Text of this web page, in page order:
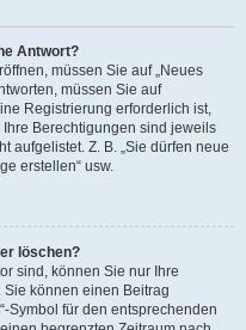
Antwort?
müssen Sie auf „Neues
müssen Sie auf
Registrierung erforderlich ist,
Berechtigungen sind jeweils
aufgelistet. Z. B. „Sie dürfen neue
erstellen“ usw.
löschen?
sind, können Sie nur Ihre
können einen Beitrag
Symbol für den entsprechenden